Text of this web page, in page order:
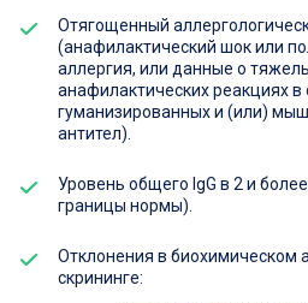
Отягощенный
(анафилактический шок или
аллергия, или данные о
анафилактических реакциях
гуманизированных и (или)
антител).
Уровень общего IgG в 2 и
границы нормы).
Отклонения в биохимическом
скрининге: